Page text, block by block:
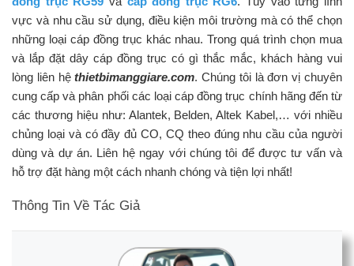
vực và nhu cầu sử dụng, điều kiện môi trường mà có thể chọn
những loại cáp đồng trục khác nhau. Trong quá trình chọn mua
và lắp đặt dây cáp đồng trục có gì thắc mắc, khách hàng vui
lòng liên hệthietbimanggiare.com. Chúng tôi là đơn vị chuyên
cung cấp và phân phối các loại cáp đồng trục chính hãng đến từ
các thương hiệu như: Alantek, Belden, Altek Kabel,… với nhiều
chủng loại và có đầy đủ CO, CQ theo đúng nhu cầu của người
dùng và dự án. Liên hệ ngay với chúng tôi để được tư vấn và
hỗ trợ đặt hàng một cách nhanh chóng và tiện lợi nhất!
Thông Tin Về Tác Giả